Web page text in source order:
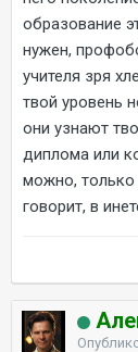
образование
нужен,
учителя зря
твой уровень
они узнают
диплома или
можно,
говорит, в